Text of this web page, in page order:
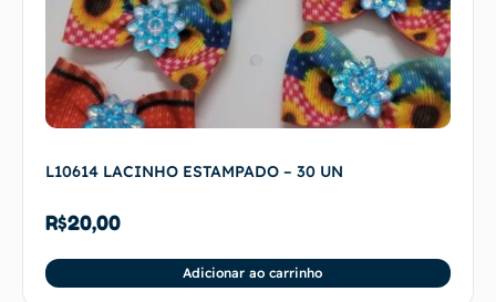
L10614 LACINHO ESTAMPADO – 30 UN
R$20,00
Adicionar ao carrinho